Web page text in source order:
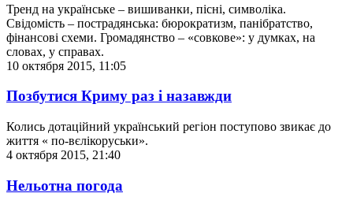
Тренд на українське – вишиванки, пісні, символіка.
Свідомість – пострадянська: бюрократизм, панібратство,
фінансові схеми. Громадянство – «совкове»: у думках, на
словах, у справах.
10 октября 2015, 11:05
Позбутися Криму раз і назавжди
Колись дотаційний український регіон поступово звикає до
життя « по-вєлікоруськи».
4 октября 2015, 21:40
Нельотна погода